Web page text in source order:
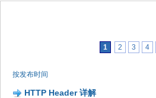
1 2 3 4
按发布时间
HTTP Header 详解